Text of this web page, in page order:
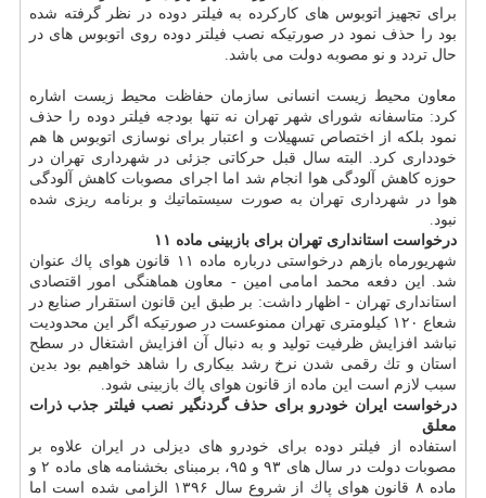
برای تجهیز اتوبوس های كاركرده به فیلتر دوده در نظر گرفته شده
بود را حذف نمود در صورتیكه نصب فیلتر دوده روی اتوبوس های در
حال تردد و نو مصوبه دولت می باشد.
معاون محیط زیست انسانی سازمان حفاظت محیط زیست اشاره
كرد: متاسفانه شورای شهر تهران نه تنها بودجه فیلتر دوده را حذف
نمود بلكه از اختصاص تسهیلات و اعتبار برای نوسازی اتوبوس ها هم
خودداری كرد. البته سال قبل حركاتی جزئی در شهرداری تهران در
حوزه كاهش آلودگی هوا انجام شد اما اجرای مصوبات كاهش آلودگی
هوا در شهرداری تهران به صورت سیستماتیك و برنامه ریزی شده
نبود.
درخواست استانداری تهران برای بازبینی ماده ۱۱
شهریورماه بازهم درخواستی درباره ماده ۱۱ قانون هوای پاك عنوان
شد. این دفعه محمد امامی امین - معاون هماهنگی امور اقتصادی
استانداری تهران - اظهار داشت: بر طبق این قانون استقرار صنایع در
شعاع ۱۲۰ كیلومتری تهران ممنوعست در صورتیكه اگر این محدودیت
نباشد افزایش ظرفیت تولید و به دنبال آن افزایش اشتغال در سطح
استان و تك رقمی شدن نرخ رشد بیكاری را شاهد خواهیم بود بدین
سبب لازم است این ماده از قانون هوای پاك بازبینی شود.
درخواست ایران خودرو برای حذف گردنگیر نصب فیلتر جذب ذرات
معلق
استفاده از فیلتر دوده برای خودرو های دیزلی در ایران علاوه بر
مصوبات دولت در سال های ۹۳ و ۹۵، برمبنای بخشنامه های ماده ۲ و
ماده ۸ قانون هوای پاك از شروع سال ۱۳۹۶ الزامی شده است اما